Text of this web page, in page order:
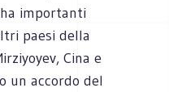
importanti
paesi della
Cina e
un accordo del